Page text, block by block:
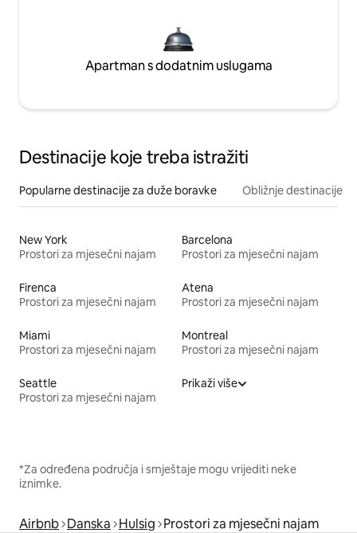
Apartman s dodatnim uslugama
Destinacije koje treba istražiti
Popularne destinacije za duže boravke Obližnje destinacije
New York
Prostori za mjesečni najam
Barcelona
Prostori za mjesečni najam
Firenca
Prostori za mjesečni najam
Atena
Prostori za mjesečni najam
Miami
Prostori za mjesečni najam
Montreal
Prostori za mjesečni najam
Seattle
Prostori za mjesečni najam
Prikaži više
*Za određena područja i smještaje mogu vrijediti neke
iznimke.
Airbnb Danska Hulsig Prostori za mjesečni najam